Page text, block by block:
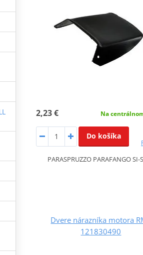
2,23 € Na
Do košíka
PARASPRUZZO PARAFANGO SI-
Dvere nárazníka motora
121830490